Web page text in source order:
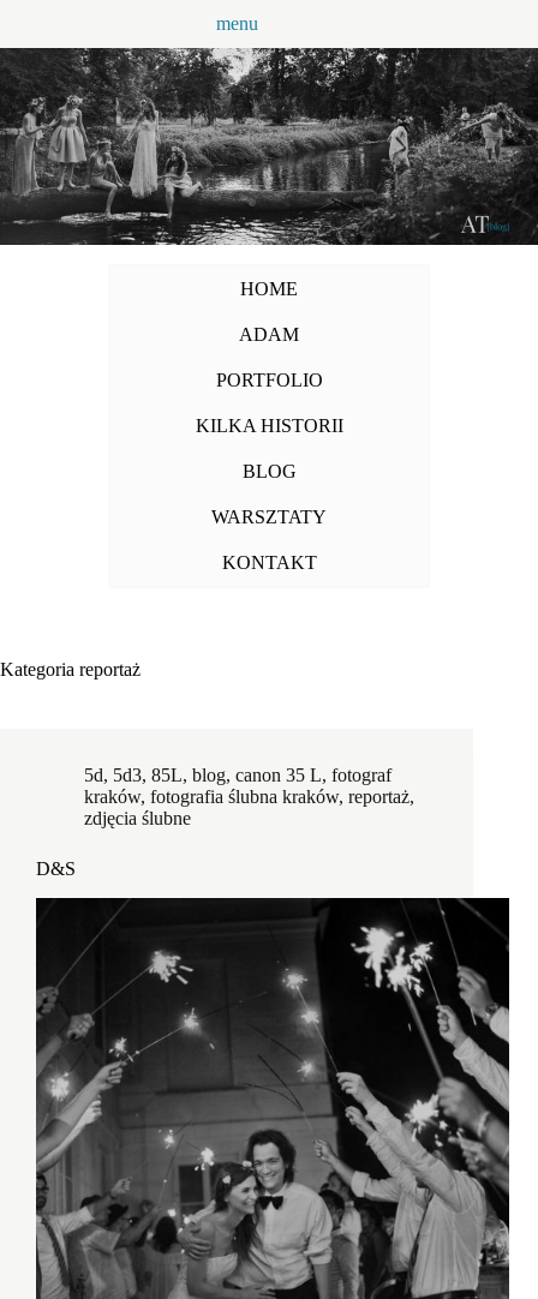
treści
menu
HOME
ADAM
PORTFOLIO
KILKA HISTORII
BLOG
WARSZTATY
KONTAKT
Kategoria reportaż
5d, 5d3, 85L, blog, canon 35 L, fotograf
kraków, fotografia ślubna kraków, reportaż,
zdjęcia ślubne
D&S